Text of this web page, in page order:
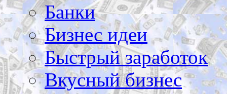
Банки
Бизнес идеи
Быстрый заработок
Вкусный бизнес